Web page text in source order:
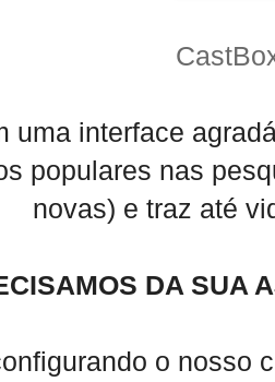
uma interface
populares nas
novas) e traz até
DA SUA
o nosso